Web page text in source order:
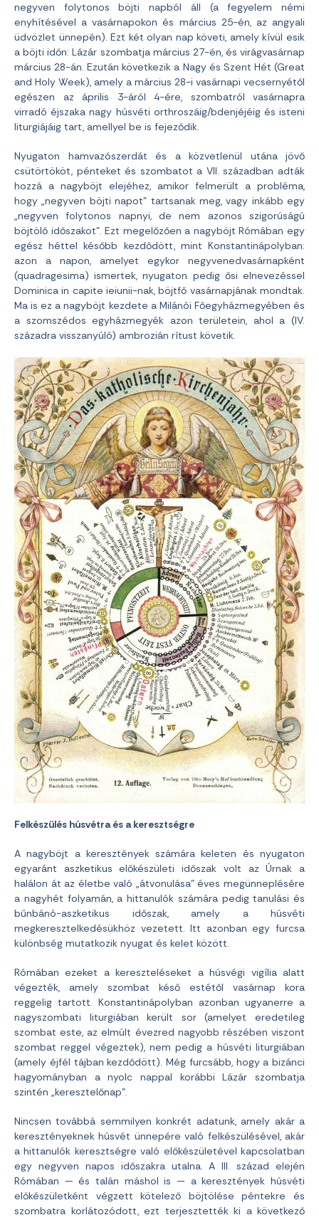
negyven folytonos böjti napból áll (a fegyelem némi
enyhítésével a vasárnapokon és március 25-én, az angyali
üdvözlet ünnepén). Ezt két olyan nap követi, amely kívül esik
a böjti időn: Lázár szombatja március 27-én, és virágvasárnap
március 28-án. Ezután következik a Nagy és Szent Hét (Great
and Holy Week), amely a március 28-i vasárnapi vecsernyétől
egészen az április 3-áról 4-ére, szombatról vasárnapra
virradó éjszaka nagy húsvéti orthroszáig/bdenjéjéig és isteni
liturgiájáig tart, amellyel be is fejeződik.
Nyugaton hamvazószerdát és a közvetlenül utána jövő
csütörtököt, pénteket és szombatot a VII. században adták
hozzá a nagyböjt elejéhez, amikor felmerült a probléma,
hogy „negyven böjti napot” tartsanak meg, vagy inkább egy
„negyven folytonos napnyi, de nem azonos szigorúságú
böjtölő időszakot”. Ezt megelőzően a nagyböjt Rómában egy
egész héttel később kezdődött, mint Konstantinápolyban:
azon a napon, amelyet egykor negyvenedvasárnapként
(quadragesima) ismertek, nyugaton pedig ősi elnevezéssel
Dominica in capite ieiunii-nak, böjtfő vasárnapjának mondtak.
Ma is ez a nagyböjt kezdete a Milánói Főegyházmegyében és
a szomszédos egyházmegyék azon területein, ahol a (IV.
századra visszanyúló) ambrozián rítust követik.
Felkészülés húsvétra és a keresztségre
A nagyböjt a keresztények számára keleten és nyugaton
egyaránt aszketikus előkészületi időszak volt az Úrnak a
halálon át az életbe való „átvonulása” éves megünneplésére
a nagyhét folyamán, a hittanulók számára pedig tanulási és
bűnbánó-aszketikus időszak, amely a húsvéti
megkeresztelkedésükhöz vezetett. Itt azonban egy furcsa
különbség mutatkozik nyugat és kelet között.
Rómában ezeket a kereszteléseket a húsvégi vigília alatt
végezték, amely szombat késő estétől vasárnap kora
reggelig tartott. Konstantinápolyban azonban ugyanerre a
nagyszombati liturgiában került sor (amelyet eredetileg
szombat este, az elmúlt évezred nagyobb részében viszont
szombat reggel végeztek), nem pedig a húsvéti liturgiában
(amely éjfél tájban kezdődött). Még furcsább, hogy a bizánci
hagyományban a nyolc nappal korábbi Lázár szombatja
szintén „keresztelőnap”.
Nincsen továbbá semmilyen konkrét adatunk, amely akár a
keresztényeknek húsvét ünnepére való felkészülésével, akár
a hittanulók keresztségre való előkészületével kapcsolatban
egy negyven napos időszakra utalna. A III. század elején
Rómában — és talán máshol is — a keresztények húsvéti
előkészületként végzett kötelező böjtölése péntekre és
szombatra korlátozódott, ezt terjesztették ki a következő